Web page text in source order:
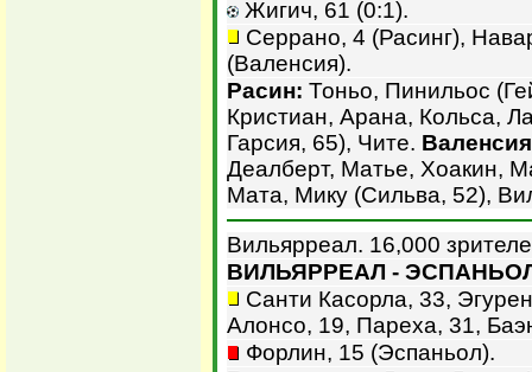
Жигич, 61 (0:1).
Серрано, 4 (Расинг),
(Валенсия).
Расин: Тоньо, Пинильос
Кристиан, Арана, Кольса,
Гарсия, 65), Чите.
Деалберт, Матье, Хоакин,
Мата, Мику (Сильва, 52),
Вильярреал. 16,000
ВИЛЬЯРРЕАЛ -
Санти Касорла, 33,
Алонсо, 19, Пареха, 31,
Форлин, 15 (Эспаньол).